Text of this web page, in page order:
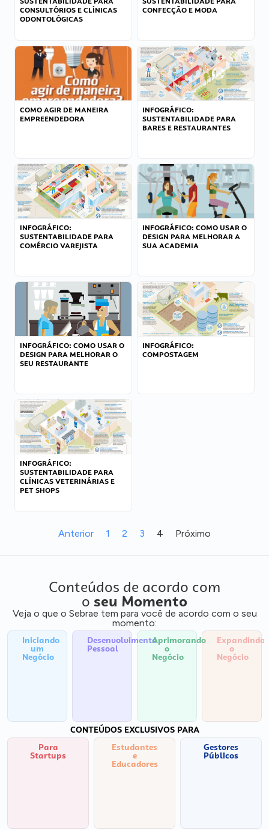
CONSULTÓRIOS E CLÍNICAS
ODONTOLÓGICAS
CONFECÇÃO E MODA
COMO AGIR DE MANEIRA
EMPREENDEDORA
INFOGRÁFICO:
SUSTENTABILIDADE PARA
BARES E RESTAURANTES
INFOGRÁFICO:
SUSTENTABILIDADE PARA
COMÉRCIO VAREJISTA
INFOGRÁFICO: COMO USAR O
DESIGN PARA MELHORAR A
SUA ACADEMIA
INFOGRÁFICO: COMO USAR O
DESIGN PARA MELHORAR O
SEU RESTAURANTE
INFOGRÁFICO:
COMPOSTAGEM
INFOGRÁFICO:
SUSTENTABILIDADE PARA
CLÍNICAS VETERINÁRIAS E
PET SHOPS
Anterior 1 2 3 4 Próximo
Conteúdos de acordo com
o seu Momento
Veja o que o Sebrae tem para você de acordo com o seu
momento:
Iniciando
um
Negócio
Desenvolvimento
Pessoal
Aprimorando
o
Negócio
Expandindo
o
Negócio
CONTEÚDOS EXCLUSIVOS PARA
Para
Startups
Estudantes
e
Educadores
Gestores
Públicos